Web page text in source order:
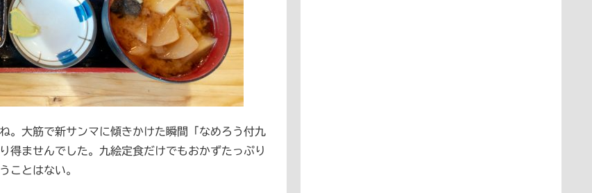
。大筋で新サンマに傾きかけた瞬間「なめろう付九
得ませんでした。九絵定食だけでもおかずたっぷり
ことはない。